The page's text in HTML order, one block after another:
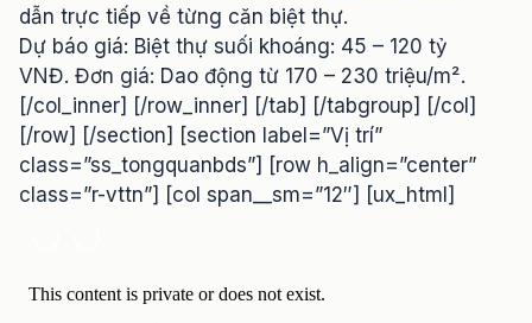
dẫn trực tiếp về từng căn biệt thự.
Dự báo giá: Biệt thự suối khoáng: 45 – 120 tỷ
VNĐ. Đơn giá: Dao động từ 170 – 230 triệu/m².
[/col_inner] [/row_inner] [/tab] [/tabgroup] [/col]
[/row] [/section] [section label=”Vị trí”
class=”ss_tongquanbds”] [row h_align=”center”
class=”r-vttn”] [col span__sm=”12″] [ux_html]